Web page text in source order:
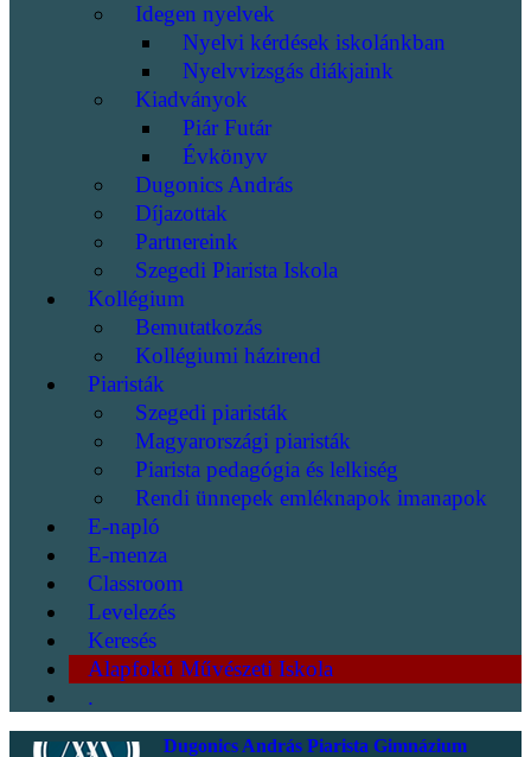
Idegen nyelvek
Nyelvi kérdések iskolánkban
Nyelvvizsgás diákjaink
Kiadványok
Piár Futár
Évkönyv
Dugonics András
Díjazottak
Partnereink
Szegedi Piarista Iskola
Kollégium
Bemutatkozás
Kollégiumi házirend
Piaristák
Szegedi piaristák
Magyarországi piaristák
Piarista pedagógia és lelkiség
Rendi ünnepek emléknapok imanapok
E-napló
E-menza
Classroom
Levelezés
Keresés
Alapfokú Művészeti Iskola
.
Dugonics András Piarista Gimnázium